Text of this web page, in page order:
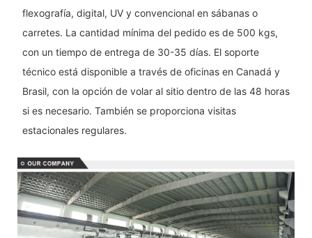
flexografía, digital, UV y convencional en sábanas o
carretes. La cantidad mínima del pedido es de 500 kgs,
con un tiempo de entrega de 30-35 días. El soporte
técnico está disponible a través de oficinas en Canadá y
Brasil, con la opción de volar al sitio dentro de las 48 horas
si es necesario. También se proporciona visitas
estacionales regulares.